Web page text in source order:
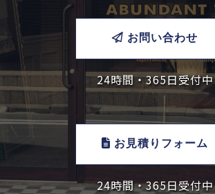
お問い合わせ
24時間・365日受付中
お見積りフォーム
24時間・365日受付中